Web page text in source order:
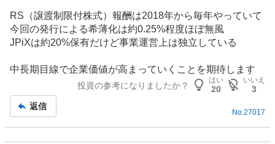
記
事
RS（譲渡制限付株式）報酬は2018年から毎年やっていて
今回の発行による希薄化は約0.25%程度ほぼ無風
JPiXは約20%保有だけど事業運営上は独立している
中長期目線で企業価値が高まっていくことを期待します
投資の参考になりましたか？
はい
20
いいえ
3
返信
No.27017